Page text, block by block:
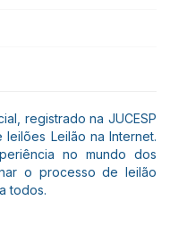
registrado na JUCESP
Leilão na Internet.
no mundo dos
o processo de leilão
todos.